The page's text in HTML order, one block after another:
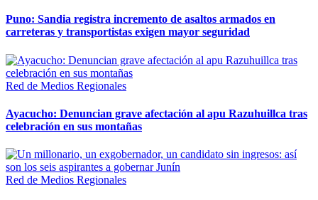
Puno: Sandia registra incremento de asaltos armados en
carreteras y transportistas exigen mayor seguridad
Red de Medios Regionales
Ayacucho: Denuncian grave afectación al apu Razuhuillca tras
celebración en sus montañas
Red de Medios Regionales